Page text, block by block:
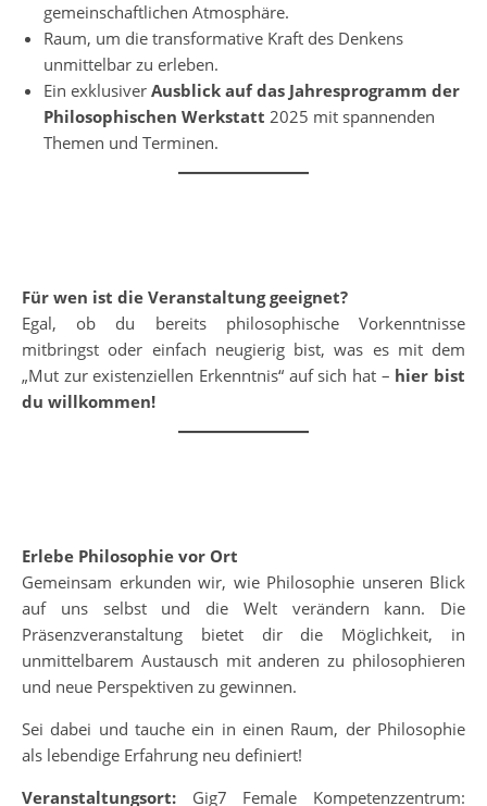
gemeinschaftlichen Atmosphäre.
Raum, um die transformative Kraft des Denkens
unmittelbar zu erleben.
Ein exklusiver Ausblick auf das Jahresprogramm der
Philosophischen Werkstatt 2025 mit spannenden
Themen und Terminen.
Für wen ist die Veranstaltung geeignet?
Egal, ob du bereits philosophische Vorkenntnisse
mitbringst oder einfach neugierig bist, was es mit dem
„Mut zur existenziellen Erkenntnis“ auf sich hat – hier bist
du willkommen!
Erlebe Philosophie vor Ort
Gemeinsam erkunden wir, wie Philosophie unseren Blick
auf uns selbst und die Welt verändern kann. Die
Präsenzveranstaltung bietet dir die Möglichkeit, in
unmittelbarem Austausch mit anderen zu philosophieren
und neue Perspektiven zu gewinnen.
Sei dabei und tauche ein in einen Raum, der Philosophie
als lebendige Erfahrung neu definiert!
Veranstaltungsort: Gig7 Female Kompetenzzentrum: